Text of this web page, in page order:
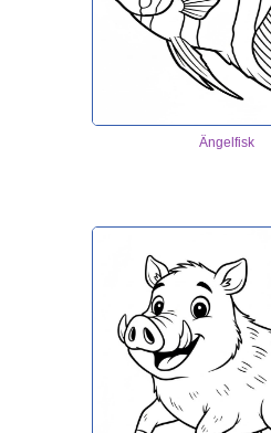
Ängelfisk